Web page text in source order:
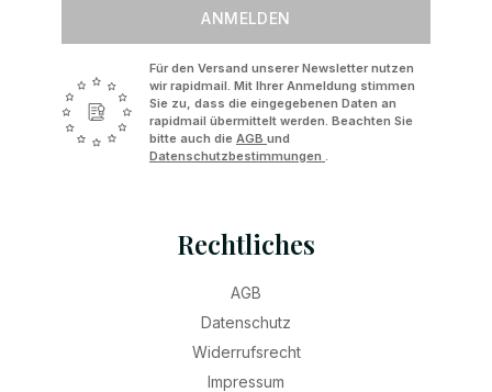
ANMELDEN
Für den Versand unserer Newsletter nutzen
wir rapidmail. Mit Ihrer Anmeldung stimmen
Sie zu, dass die eingegebenen Daten an
rapidmail übermittelt werden. Beachten Sie
bitte auch die AGB und
Datenschutzbestimmungen .
Rechtliches
AGB
Datenschutz
Widerrufsrecht
Impressum